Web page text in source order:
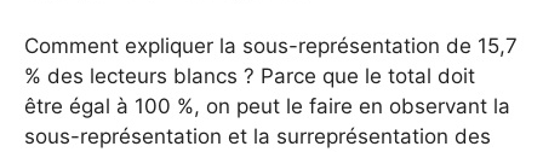
Comment expliquer la sous-représentation de 15,7
% des lecteurs blancs ? Parce que le total doit
être égal à 100 %, on peut le faire en observant la
sous-représentation et la surreprésentation des